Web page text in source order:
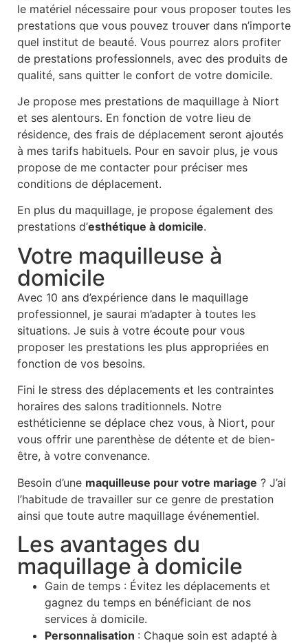
le matériel nécessaire pour vous proposer toutes les
prestations que vous pouvez trouver dans n’importe
quel institut de beauté. Vous pourrez alors profiter
de prestations professionnels, avec des produits de
qualité, sans quitter le confort de votre domicile.
Je propose mes prestations de maquillage à Niort
et ses alentours. En fonction de votre lieu de
résidence, des frais de déplacement seront ajoutés
à mes tarifs habituels. Pour en savoir plus, je vous
propose de me contacter pour préciser mes
conditions de déplacement.
En plus du maquillage, je propose également des
prestations d’esthétique à domicile.
Votre maquilleuse à
domicile
Avec 10 ans d’expérience dans le maquillage
professionnel, je saurai m’adapter à toutes les
situations. Je suis à votre écoute pour vous
proposer les prestations les plus appropriées en
fonction de vos besoins.
Fini le stress des déplacements et les contraintes
horaires des salons traditionnels. Notre
esthéticienne se déplace chez vous, à Niort, pour
vous offrir une parenthèse de détente et de bien-
être, à votre convenance.
Besoin d’une maquilleuse pour votre mariage ? J’ai
l’habitude de travailler sur ce genre de prestation
ainsi que toute autre maquillage événementiel.
Les avantages du
maquillage à domicile
Gain de temps : Évitez les déplacements et
gagnez du temps en bénéficiant de nos
services à domicile.
Personnalisation : Chaque soin est adapté à